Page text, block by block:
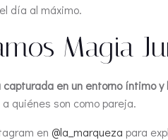
día al máximo.
Magia
en un entorno íntimo y
quiénes son como pareja.
en @la_marqueza para